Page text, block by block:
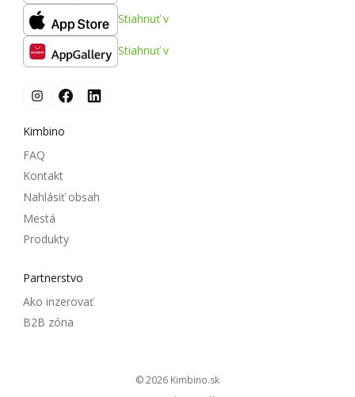
Stiahnuť v
Stiahnuť v
Kimbino
FAQ
Kontakt
Nahlásiť obsah
Mestá
Produkty
Partnerstvo
Ako inzerovať
B2B zóna
© 2026
kimbino.sk